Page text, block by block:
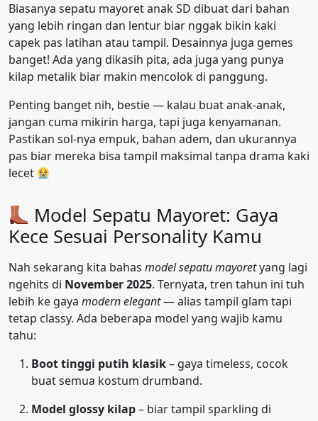
Biasanya sepatu mayoret anak SD dibuat dari bahan
yang lebih ringan dan lentur biar nggak bikin kaki
capek pas latihan atau tampil. Desainnya juga gemes
banget! Ada yang dikasih pita, ada juga yang punya
kilap metalik biar makin mencolok di panggung.
Penting banget nih, bestie — kalau buat anak-anak,
jangan cuma mikirin harga, tapi juga kenyamanan.
Pastikan sol-nya empuk, bahan adem, dan ukurannya
pas biar mereka bisa tampil maksimal tanpa drama kaki
lecet
Model Sepatu Mayoret: Gaya
Kece Sesuai Personality Kamu
Nah sekarang kita bahas model sepatu mayoretyang lagi
ngehits di November 2025. Ternyata, tren tahun ini tuh
lebih ke gaya modern elegant— alias tampil glam tapi
tetap classy. Ada beberapa model yang wajib kamu
tahu:
Boot tinggi putih klasik– gaya timeless, cocok
buat semua kostum drumband.
Model glossy kilap– biar tampil sparkling di